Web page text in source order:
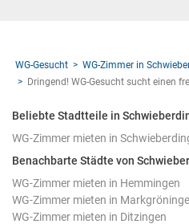
WG-Gesucht
WG-Zimmer in
Dringend! WG-Gesucht sucht einen
Beliebte Stadtteile in
WG-Zimmer mieten in
Benachbarte Städte von
WG-Zimmer mieten in Hemmingen
WG-Zimmer mieten in
WG-Zimmer mieten in Ditzingen